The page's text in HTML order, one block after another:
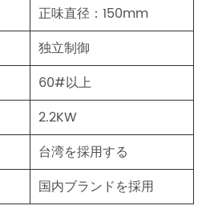
正味直径：150mm
独立制御
60#以上
2.2KW
台湾を採用する
国内ブランドを採用